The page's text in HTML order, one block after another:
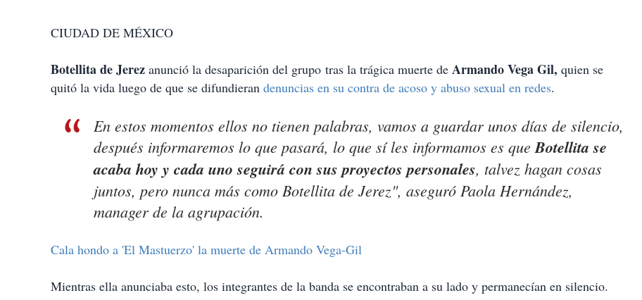
CIUDAD DE MÉXICO
Botellita de Jerez anunció la desaparición del grupo tras la trágica muerte de Armando Vega Gil, quien se
quitó la vida luego de que se difundieran denuncias en su contra de acoso y abuso sexual en redes.
En estos momentos ellos no tienen palabras, vamos a guardar unos días de silencio,
después informaremos lo que pasará, lo que sí les informamos es queBotellita se
acaba hoy y cada uno seguirá con sus proyectos personales, talvez hagan cosas
juntos, pero nunca más como Botellita de Jerez", aseguró Paola Hernández,
manager de la agrupación.
Cala hondo a 'El Mastuerzo' la muerte de Armando Vega-Gil
Mientras ella anunciaba esto, los integrantes de la banda se encontraban a su lado y permanecían en silencio.